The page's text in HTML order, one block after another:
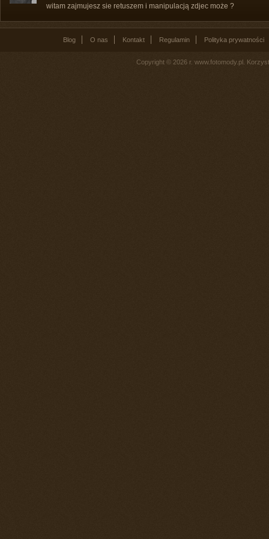
witam zajmujesz sie retuszem i manipulacją zdjec może ?
Blog O nas Kontakt Regulamin Polityka prywatności
Copyright © 2026 r. www.fotomody.pl.